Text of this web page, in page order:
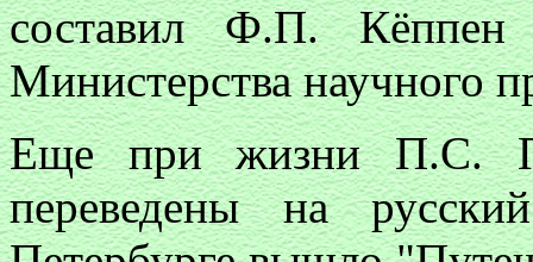
составил Ф.П.
Министерства научного
Еще при жизни П.С.
переведены на